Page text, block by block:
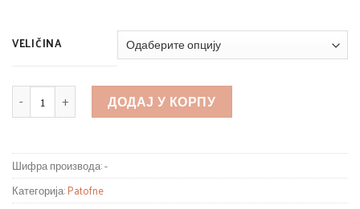
VELIČINA
КОЛИЧИНА ДОДАЈ У КОРПУ
Шифра производа:-
Категорија:Patofne